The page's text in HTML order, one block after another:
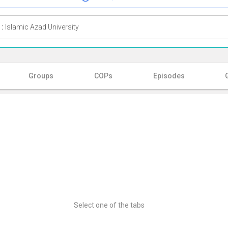
Islamic Azad University
Groups COPs Episodes
Select one of the tabs